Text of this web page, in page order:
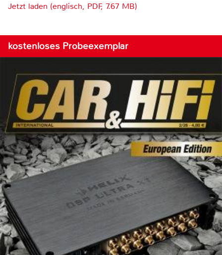
Jetzt laden (englisch, PDF, 7.67 MB)
kostenloses Probeexemplar